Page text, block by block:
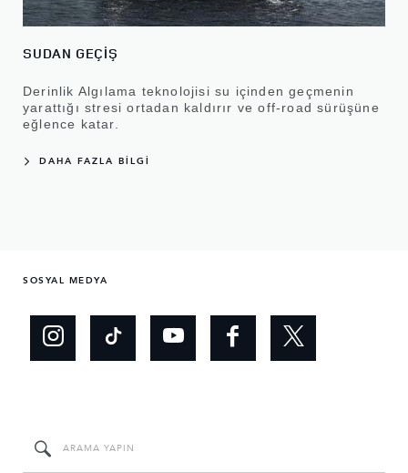
SUDAN GEÇİŞ
Derinlik Algılama teknolojisi su içinden geçmenin
yarattığı stresi ortadan kaldırır ve off-road sürüşüne
eğlence katar.
DAHA FAZLA BİLGİ
SOSYAL MEDYA